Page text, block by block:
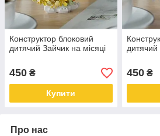
Конструктор блоковий
дитячий Зайчик на місяці
450 ₴
Купити
дитячий
450₴
Про нас